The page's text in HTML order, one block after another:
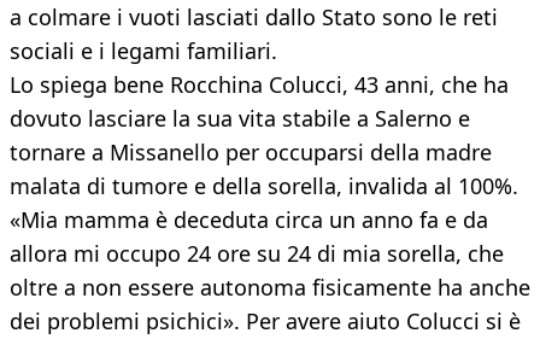
a colmare i vuoti lasciati dallo Stato sono le reti
sociali e i legami familiari.
Lo spiega bene Rocchina Colucci, 43 anni, che ha
dovuto lasciare la sua vita stabile a Salerno e
tornare a Missanello per occuparsi della madre
malata di tumore e della sorella, invalida al 100%.
«Mia mamma è deceduta circa un anno fa e da
allora mi occupo 24 ore su 24 di mia sorella, che
oltre a non essere autonoma fisicamente ha anche
dei problemi psichici». Per avere aiuto Colucci si è